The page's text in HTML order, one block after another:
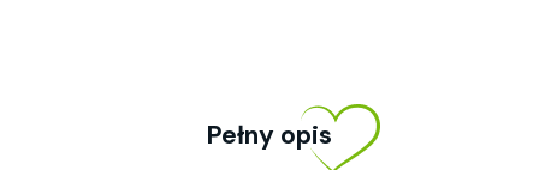
Pełny opis